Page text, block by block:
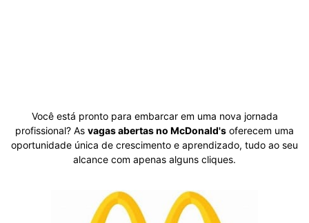
Você está pronto para embarcar em uma nova jornada
profissional? As vagas abertas no McDonald's oferecem uma
oportunidade única de crescimento e aprendizado, tudo ao seu
alcance com apenas alguns cliques.